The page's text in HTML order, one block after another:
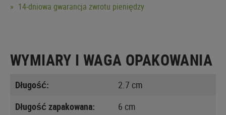
14-dniowa gwarancja zwrotu pieniędzy
WYMIARY I WAGA OPAKOWANIA
Długość:
2.7 cm
Długość zapakowana:
6 cm